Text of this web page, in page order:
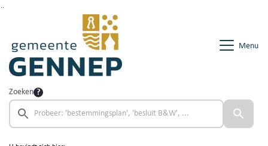
Menu
Zoeken